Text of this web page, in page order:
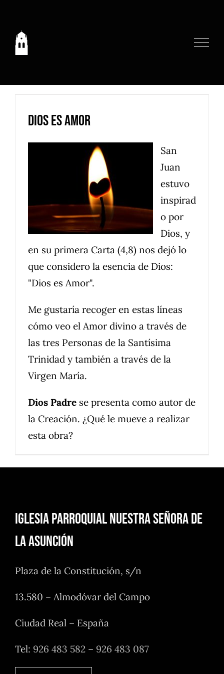
contenido
Dios es Amor
San
Juan
estuvo
inspirad
o por
Dios, y
en su primera Carta (4,8) nos dejó lo
que considero la esencia de Dios:
"Dios es Amor".
Me gustaría recoger en estas líneas
cómo veo el Amor divino a través de
las tres Personas de la Santísima
Trinidad y también a través de la
Virgen María.
Dios Padre se presenta como autor de
la Creación. ¿Qué le mueve a realizar
esta obra?
Iglesia Parroquial Nuestra Señora de
la Asunción
Plaza de la Constitución, s/n
13.580 – Almodóvar del Campo
Ciudad Real – España
Tel: 926 483 582 – 926 483 087